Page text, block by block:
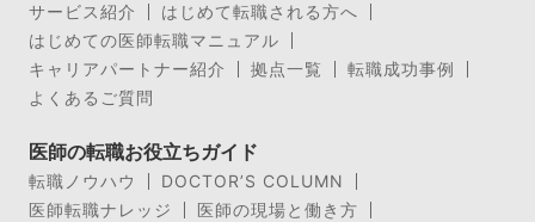
サービス紹介
はじめて転職される方へ
はじめての医師転職マニュアル
キャリアパートナー紹介
拠点一覧
転職成功事例
よくあるご質問
医師の転職お役立ちガイド
転職ノウハウ
DOCTOR’S COLUMN
医師転職ナレッジ
医師の現場と働き方